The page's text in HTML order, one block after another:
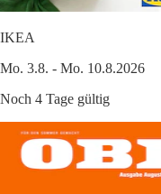
IKEA
Mo. 3.8. - Mo. 10.8.2026
Noch 4 Tage gültig